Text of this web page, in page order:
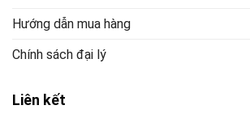
Hướng dẫn mua hàng
Chính sách đại lý
Liên kết